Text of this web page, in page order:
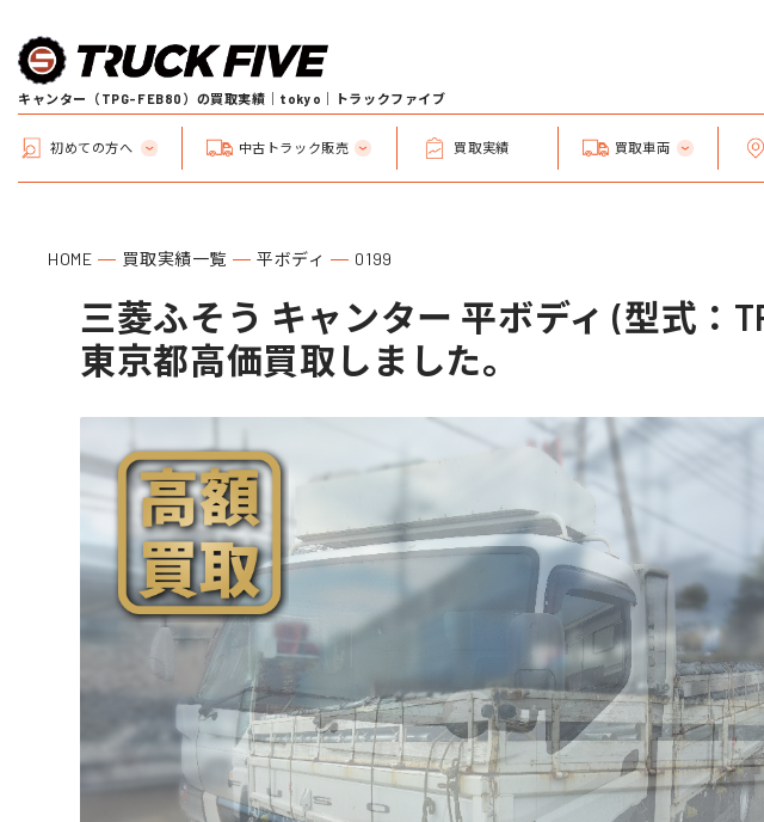
キャンター（TPG-FEB80）の買取実績｜tokyo｜トラックファイブ
初めての方へ 中古トラック販売 買取実績 買取車両
HOME 買取実績一覧 平ボディ 0199
三菱ふそう キャンター 平ボディ (型式：
東京都高価買取しました。